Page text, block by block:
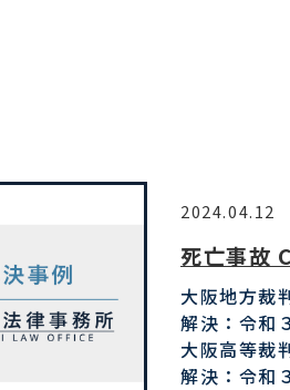
2024.04.12
死亡事故
大阪地方裁
解決：令和
大阪高等裁
解決：令和